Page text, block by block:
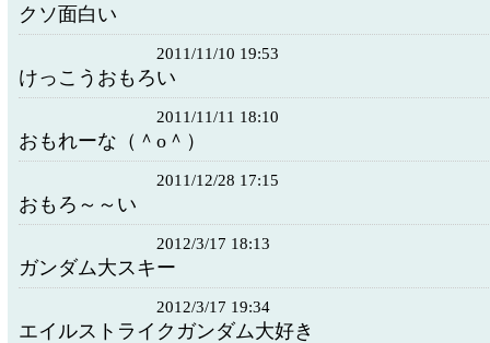
クソ面白い
2011/11/10 19:53
けっこうおもろい
2011/11/11 18:10
おもれーな（＾o＾）
2011/12/28 17:15
おもろ～～い
2012/3/17 18:13
ガンダム大スキー
2012/3/17 19:34
エイルストライクガンダム大好き